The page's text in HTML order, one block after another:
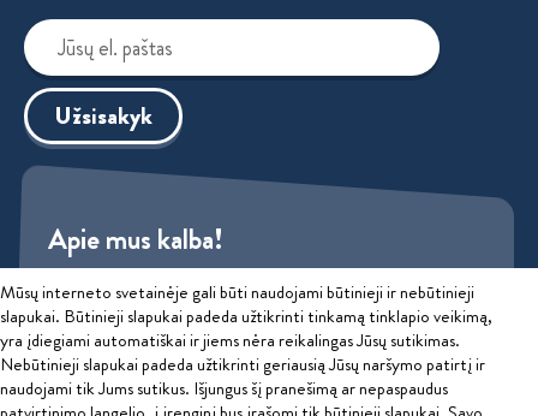
Užsisakyk
Apie mus kalba!
Sužinok
Privatumo politika
Mūsų interneto svetainėje gali būti naudojami būtinieji ir nebūtinieji
slapukai. Būtinieji slapukai padeda užtikrinti tinkamą tinklapio veikimą,
yra įdiegiami automatiškai ir jiems nėra reikalingas Jūsų sutikimas.
Nebūtinieji slapukai padeda užtikrinti geriausią Jūsų naršymo patirtį ir
naudojami tik Jums sutikus. Išjungus šį pranešimą ar nepaspaudus